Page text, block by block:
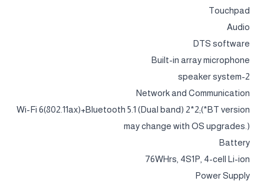
Touchpad
Audio
DTS software
Built-in array microphone
2-speaker system
Network and Communication
Wi-Fi 6(802.11ax)+Bluetooth 5.1 (Dual band) 2*2;(*BT version
may change with OS upgrades.)
Battery
76WHrs, 4S1P, 4-cell Li-ion
Power Supply